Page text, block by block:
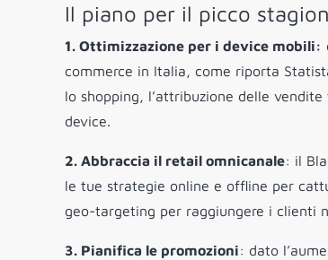
Il piano per il picco
1. Ottimizzazione per i device mobili:
commerce in Italia, come riporta
lo shopping, l’attribuzione delle
device.
2. Abbraccia il retail omnicanale: il
le tue strategie online e offline per
geo-targeting per raggiungere i clienti
3. Pianifica le promozioni: dato